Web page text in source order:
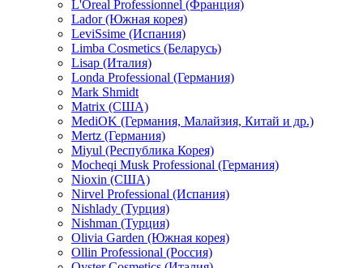
L'Oreal Professionnel (Франция)
Lador (Южная корея)
LeviSsime (Испания)
Limba Cosmetics (Беларусь)
Lisap (Италия)
Londa Professional (Германия)
Mark Shmidt
Matrix (США)
MediOK (Германия, Малайзия, Китай и др.)
Mertz (Германия)
Miyul (Республика Корея)
Mocheqi Musk Professional (Германия)
Nioxin (США)
Nirvel Professional (Испания)
Nishlady (Турция)
Nishman (Турция)
Olivia Garden (Южная корея)
Ollin Professional (Россия)